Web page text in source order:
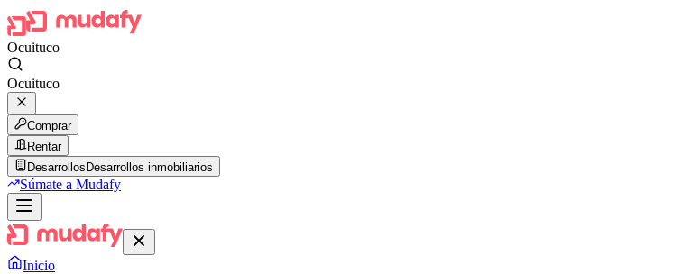
Ocuituco
Ocuituco
Comprar
Rentar
Desarrollos Desarrollos inmobiliarios
Súmate a Mudafy
Inicio